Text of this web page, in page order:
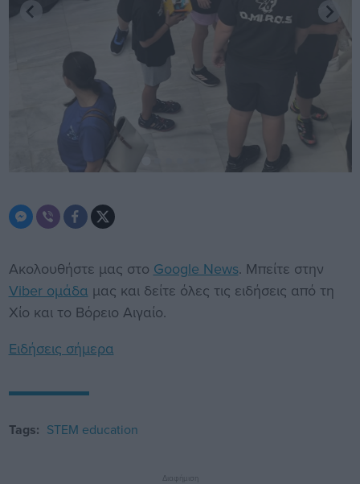
Ακολουθήστε μας στο Google News. Μπείτε στην
Viber ομάδα μας και δείτε όλες τις ειδήσεις από τη
Χίο και το Βόρειο Αιγαίο.
Ειδήσεις σήμερα
Tags: STEM education
Διαφήμιση